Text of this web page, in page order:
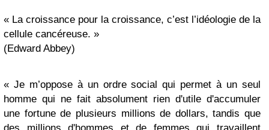
« La croissance pour la croissance, c’est l’idéologie de la
cellule cancéreuse. »
(Edward Abbey)
« Je m’oppose à un ordre social qui permet à un seul
homme qui ne fait absolument rien d'utile d'accumuler
une fortune de plusieurs millions de dollars, tandis que
des millions d'hommes et de femmes qui travaillent